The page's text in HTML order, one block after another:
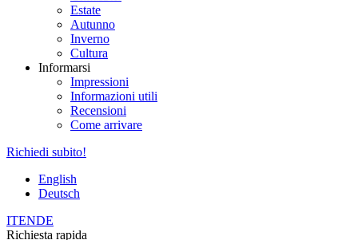
Estate
Autunno
Inverno
Cultura
Informarsi
Impressioni
Informazioni utili
Recensioni
Come arrivare
Richiedi subito!
English
Deutsch
ITENDE
Richiesta rapida